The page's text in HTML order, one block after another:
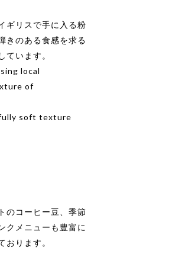
ギリスで手に入る粉
きのある食感を求る
ています。
local
of
soft texture
のコーヒー豆、季節
クメニューも豊富に
おります。